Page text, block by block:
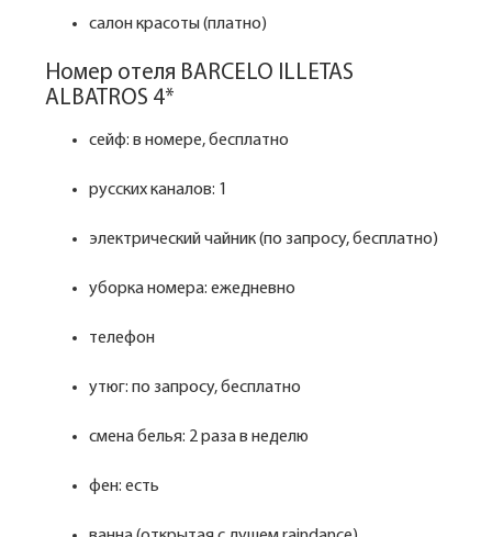
салон красоты (платно)
Номер отеля BARCELO ILLETAS
ALBATROS 4*
сейф: в номере, бесплатно
русских каналов: 1
электрический чайник (по запросу, бесплатно)
уборка номера: ежедневно
телефон
утюг: по запросу, бесплатно
смена белья: 2 раза в неделю
фен: есть